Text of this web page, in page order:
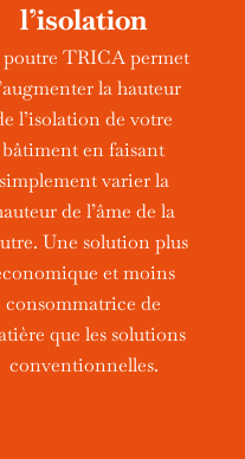
l’isolation
poutre TRICA permet
la hauteur
l’isolation de votre
bâtiment en faisant
simplement varier la
de l’âme de la
Une solution plus
et moins
consommatrice de
que les solutions
conventionnelles.